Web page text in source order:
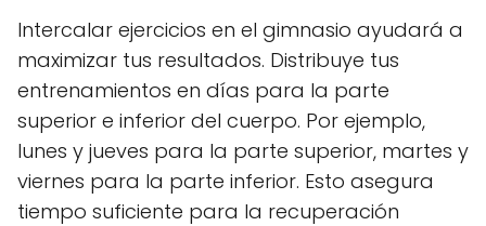
Intercalar ejercicios en el gimnasio ayudará a
maximizar tus resultados. Distribuye tus
entrenamientos en días para la parte
superior e inferior del cuerpo. Por ejemplo,
lunes y jueves para la parte superior, martes y
viernes para la parte inferior. Esto asegura
tiempo suficiente para la recuperación